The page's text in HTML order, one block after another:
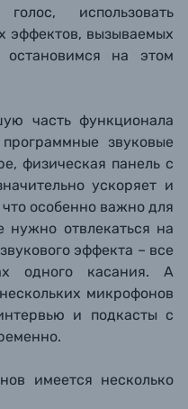
использовать
эффектов, вызываемых
на этом
часть функционала
звуковые
физическая панель с
ускоряет и
что особенно важно для
отвлекаться на
эффекта – все
одного касания. А
микрофонов
и подкасты с
имеется несколько